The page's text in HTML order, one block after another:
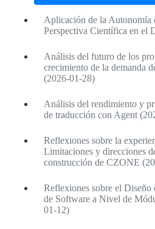
Aplicación de la
Perspectiva Científica en el
Análisis del futuro de los
crecimiento de la demanda
(2026-01-28)
Análisis del rendimiento y
de traducción con Agent
Reflexiones sobre la
Limitaciones y direcciones
construcción de CZONE
Reflexiones sobre el
de Software a Nivel de
01-12)